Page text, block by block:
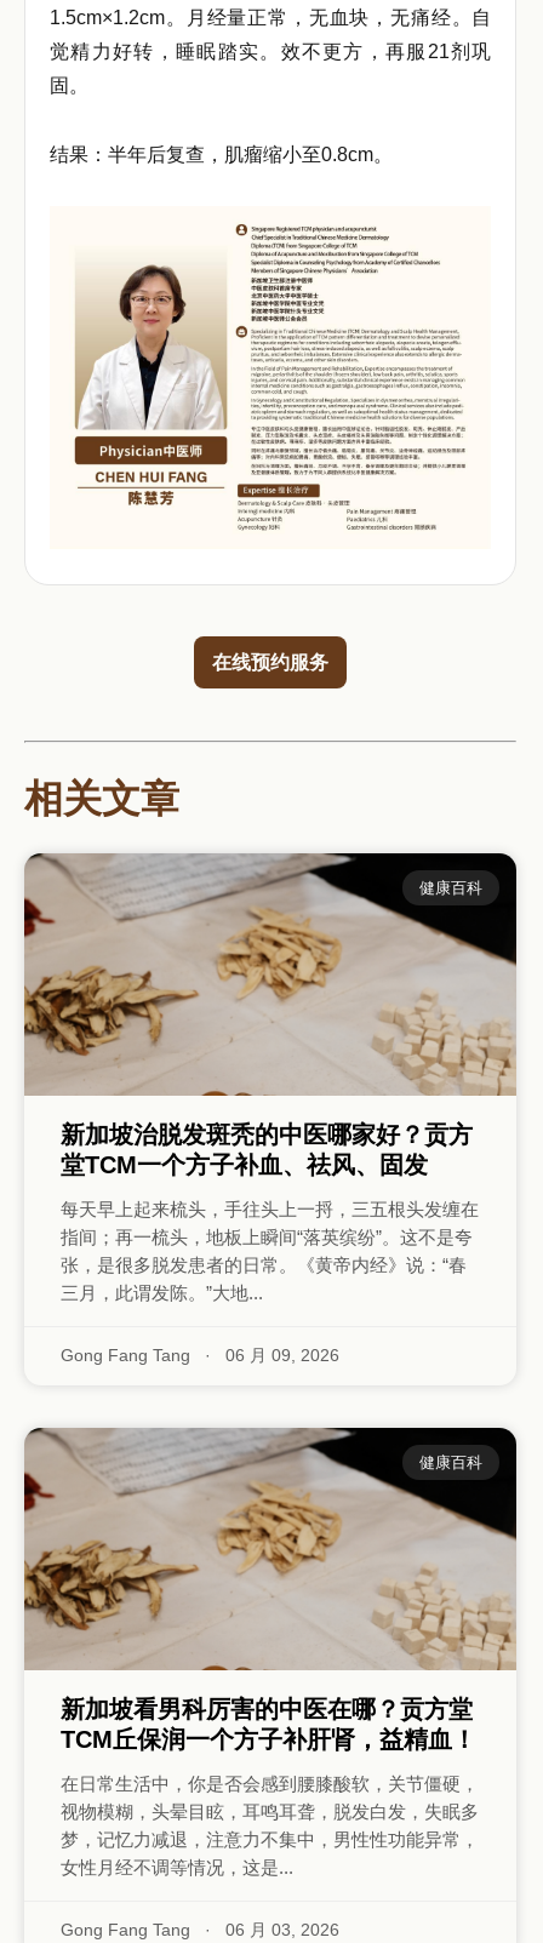
1.5cm×1.2cm。月经量正常，无血块，无痛经。自
觉精力好转，睡眠踏实。效不更方，再服21剂巩
固。
结果：半年后复查，肌瘤缩小至0.8cm。
在线预约服务
相关文章
健康百科
新加坡治脱发斑秃的中医哪家好？贡方
堂TCM一个方子补血、祛风、固发
每天早上起来梳头，手往头上一捋，三五根头发缠在
指间；再一梳头，地板上瞬间“落英缤纷”。这不是夸
张，是很多脱发患者的日常。《黄帝内经》说：“春
三月，此谓发陈。”大地...
Gong Fang Tang · 06 月 09, 2026
健康百科
新加坡看男科厉害的中医在哪？贡方堂
TCM丘保润一个方子补肝肾，益精血！
在日常生活中，你是否会感到腰膝酸软，关节僵硬，
视物模糊，头晕目眩，耳鸣耳聋，脱发白发，失眠多
梦，记忆力减退，注意力不集中，男性性功能异常，
女性月经不调等情况，这是...
Gong Fang Tang · 06 月 03, 2026